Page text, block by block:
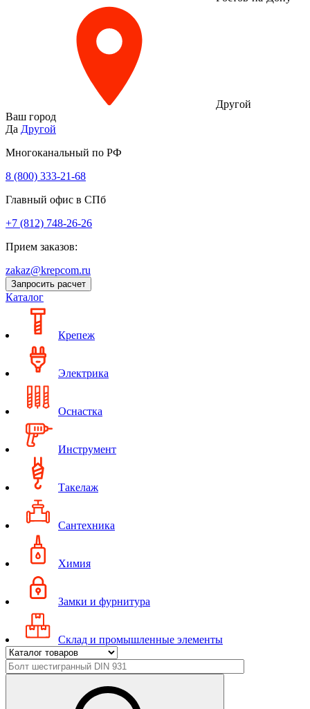
Другой
Ваш город
Да Другой
Многоканальный по РФ
8 (800) 333‑21-68
Главный офис в СПб
+7 (812) 748-26-26
Прием заказов:
zakaz@krepcom.ru
Запросить расчет
Каталог
Крепеж
Электрика
Оснастка
Инструмент
Такелаж
Сантехника
Химия
Замки и фурнитура
Склад и промышленные элементы